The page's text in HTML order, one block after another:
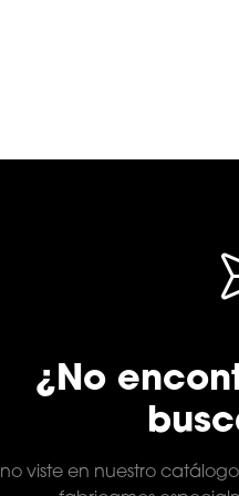
¿No
no viste en nuestro